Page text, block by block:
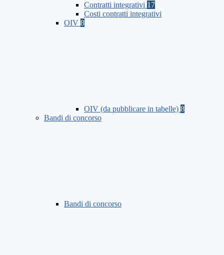
Contratti integrativi 17
Costi contratti integrativi
OIV 8
OIV (da pubblicare in tabelle) 8
Bandi di concorso
Bandi di concorso